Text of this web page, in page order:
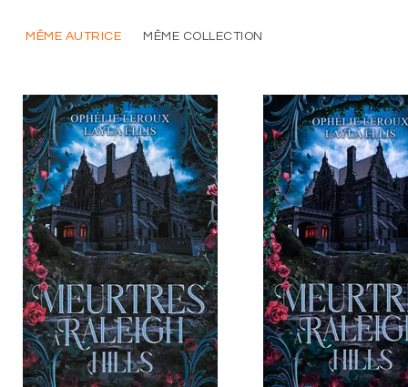
MÊME AUTRICE MÊME COLLECTION